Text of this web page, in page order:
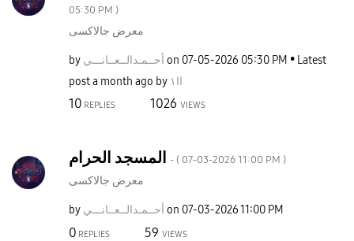
05:30 PM )
معرض جالاكسى
by أحــمـدالــعــانـــي on ‎07-05-2026 05:30 PM
Latest
posta month ago by اا١
10 REPLIES 1026 VIEWS
- ( ‎07-03-2026 11:00 PM )
معرض جالاكسى
by أحــمـدالــعــانـــي on ‎07-03-202611:00 PM
0 REPLIES 59 VIEWS